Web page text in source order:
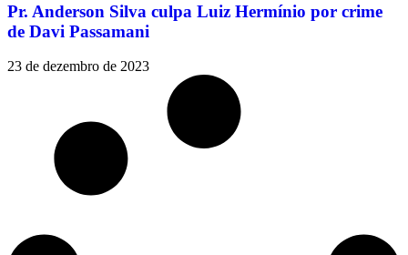
Pr. Anderson Silva culpa Luiz Hermínio por crime
de Davi Passamani
23 de dezembro de 2023